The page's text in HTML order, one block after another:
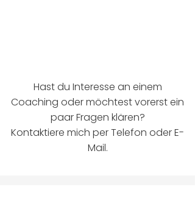
Hast du Interesse an einem
Coaching oder möchtest vorerst ein
paar Fragen klären?
Kontaktiere mich per Telefon oder E-
Mail.